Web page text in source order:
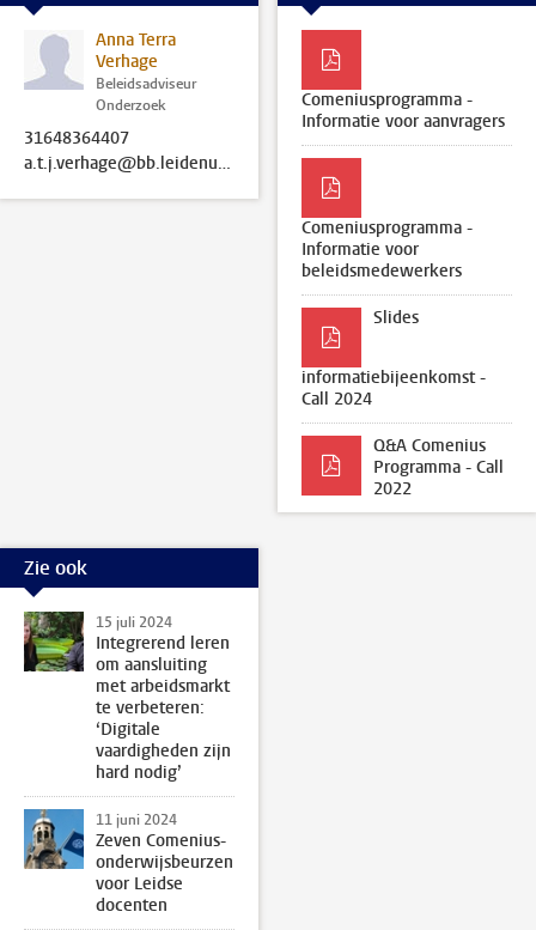
Anna Terra
Verhage
Beleidsadviseur
Onderzoek
31648364407
a.t.j.verhage@bb.leidenuniv.nl
Comeniusprogramma -
Informatie voor aanvragers
Comeniusprogramma -
Informatie voor
beleidsmedewerkers
Slides
informatiebijeenkomst -
Call 2024
Q&A Comenius
Programma - Call
2022
Zie ook
15 juli 2024
Integrerend leren
om aansluiting
met arbeidsmarkt
te verbeteren:
‘Digitale
vaardigheden zijn
hard nodig’
11 juni 2024
Zeven Comenius-
onderwijsbeurzen
voor Leidse
docenten